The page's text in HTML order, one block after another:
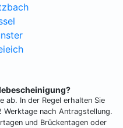
ab. In der Regel erhalten Sie
nach Antragstellung.
und Brückentagen oder